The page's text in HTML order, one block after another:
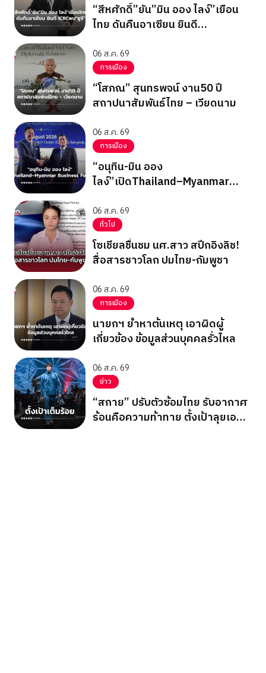
“สีหศักดิ์”ยัน”มิน ออง ไลง์”เยือน
ไทย ดันคืนอาเซียน ยินดี
06 ส.ค. 69
การเมือง
“โสภณ” สุนทรพจน์ งาน50 ปี
สถาปนาสัมพันธ์ไทย – เวียดนาม
06 ส.ค. 69
การเมือง
“อนุทิน-มิน ออง
ไลง์”เปิดThailand–Myanmar
06 ส.ค. 69
ทั่วไป
โซเชียลชื่นชม นศ.สาว สปีกอิงลิช!
สื่อสารชาวโลก ปมไทย-กัมพูชา
06 ส.ค. 69
การเมือง
นายกฯ ย้ำหาต้นเหตุ เอาผิดผู้
เกี่ยวข้อง ข้อมูลส่วนบุคคลรั่วไหล
06 ส.ค. 69
ข่าว
“สกาย” ปรับตัวซ้อมไทย รับอากาศ
ร้อนคือความท้าทาย ตั้งเป้าลุยเอ